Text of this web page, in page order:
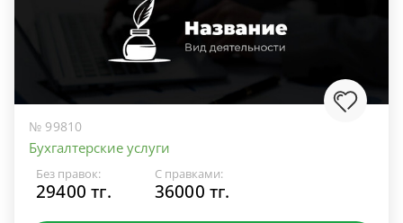
№ 99810
Бухгалтерские услуги
Без правок:
29400 тг.
С правками:
36000 тг.